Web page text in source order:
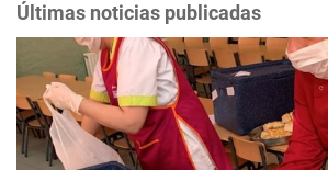
Últimas noticias publicadas